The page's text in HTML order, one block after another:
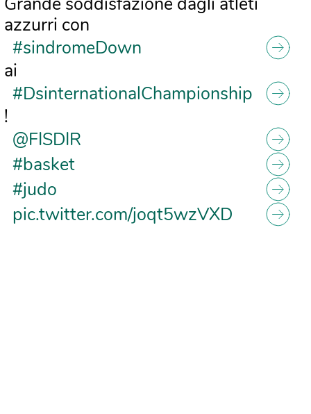
azzurri con
#sindromeDown
ai
#DsinternationalChampionship
!
@FISDIR
#basket
#judo
pic.twitter.com/joqt5wzVXD